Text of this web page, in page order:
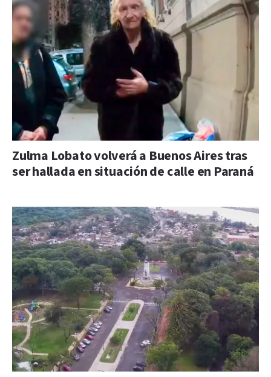
Zulma Lobato volverá a Buenos Aires tras
ser hallada en situación de calle en Paraná